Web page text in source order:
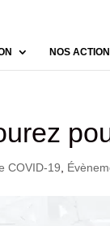
NOS
COVID-19